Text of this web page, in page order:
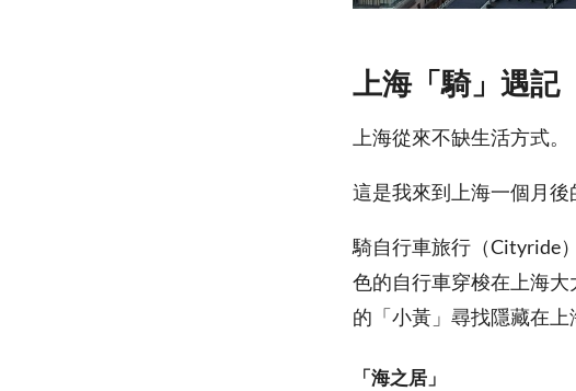
上海「騎」遇記
上海從來不缺生活方式。
這是我來到上海一個月後
騎自行車旅行（Cityride
色的自行車穿梭在上海
的「小黃」尋找隱藏在上
「海之居」